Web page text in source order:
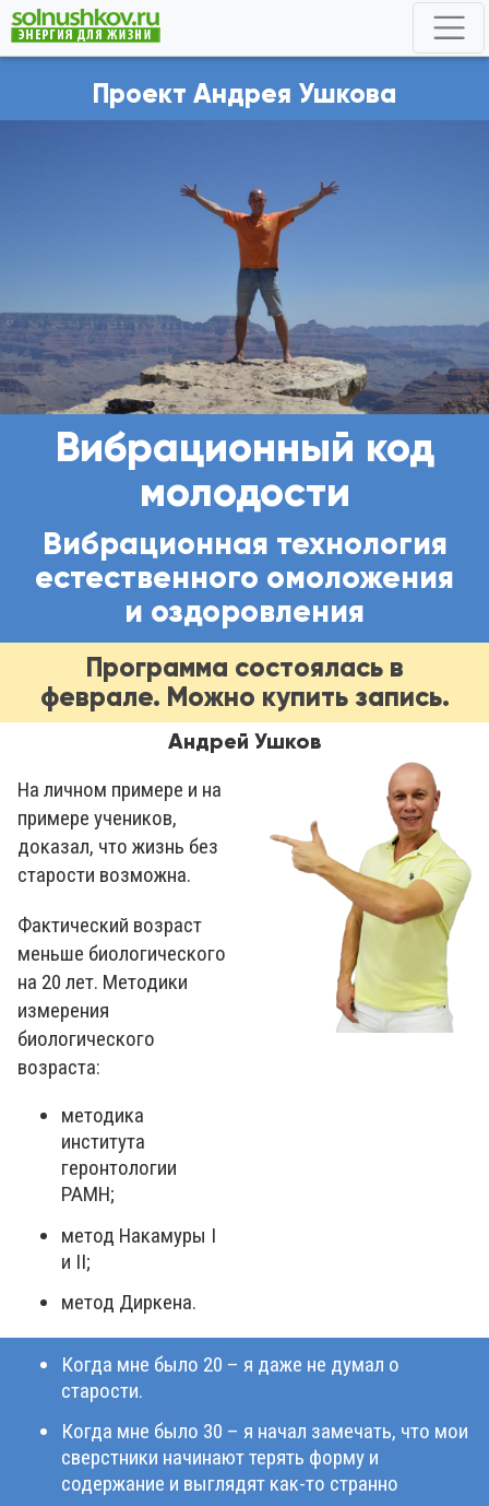
Проект Андрея Ушкова
Вибрационный код
молодости
Вибрационная технология
естественного омоложения
и оздоровления
Программа состоялась в
феврале. Можно купить запись.
Андрей Ушков
На личном примере и на
примере учеников,
доказал, что жизнь без
старости возможна.
Фактический возраст
меньше биологического
на 20 лет. Методики
измерения
биологического
возраста:
методика
института
геронтологии
РАМН;
метод Накамуры I
и II;
метод Диркена.
Когда мне было 20 – я даже не думал о
старости.
Когда мне было 30 – я начал замечать, что мои
сверстники начинают терять форму и
содержание и выглядят как-то странно